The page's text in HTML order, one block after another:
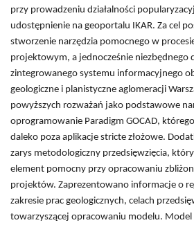
przy prowadzeniu działalności
udostępnienie na geoportalu IKAR. Za cel
stworzenie narzędzia pomocnego w
projektowym, a jednocześnie niezbędnego
zintegrowanego systemu informacyjnego
geologiczne i planistyczne aglomeracji
powyższych rozważań jako podstawowe
oprogramowanie Paradigm GOCAD,
daleko poza aplikacje stricte złożowe.
zarys metodologiczny przedsięwzięcia,
element pomocny przy opracowaniu
projektów. Zaprezentowano informacje o
zakresie prac geologicznych, celach
towarzyszącej opracowaniu modelu.